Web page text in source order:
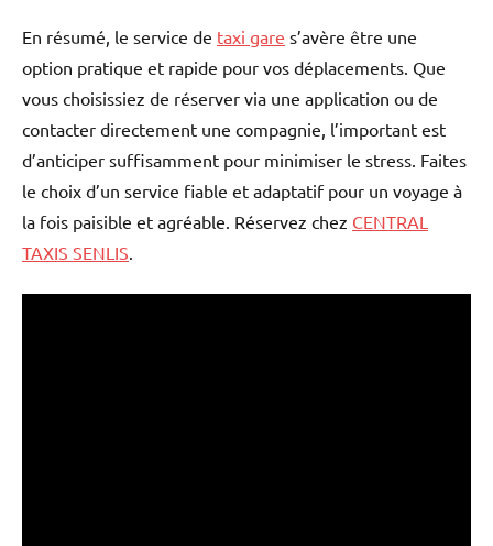
En résumé, le service de taxi gare s’avère être une
option pratique et rapide pour vos déplacements. Que
vous choisissiez de réserver via une application ou de
contacter directement une compagnie, l’important est
d’anticiper suffisamment pour minimiser le stress. Faites
le choix d’un service fiable et adaptatif pour un voyage à
la fois paisible et agréable. Réservez chez CENTRAL
TAXIS SENLIS.